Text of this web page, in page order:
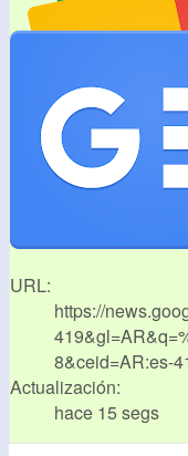
URL:
https://
8&ceid=AR:es-
Actualización:
hace 15 segs